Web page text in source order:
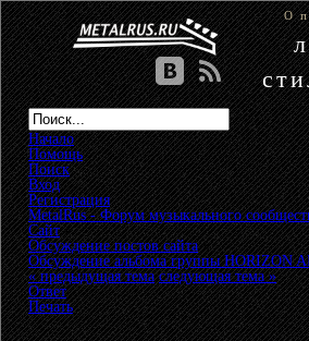
О
Начало
Помощь
Поиск
Вход
Регистрация
MetalRus - Форум музыкального
Сайт»
Обсуждение постов сайта»
Обсуждение альбома группы HORIZON
« предыдущая тема следующая тема »
Ответ
Печать